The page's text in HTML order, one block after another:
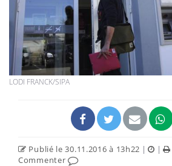
LODI FRANCK/SIPA
Publié le 30.11.2016 à 13h22 | |
Commenter